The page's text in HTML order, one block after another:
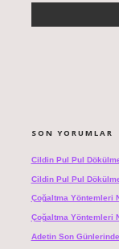
SON YORUMLAR
Cildin Pul Pul
Cildin Pul Pul
Çoğaltma Yöntemleri
Çoğaltma Yöntemleri
Adetin Son